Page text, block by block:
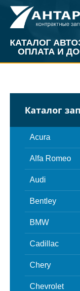
КАТАЛОГ
ОПЛАТА И
Каталог
Acura
Alfa Romeo
Audi
Bentley
BMW
Cadillac
Chery
Chevrolet